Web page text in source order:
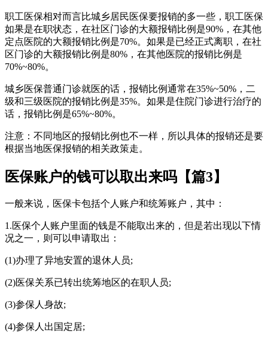
职工医保相对而言比城乡居民医保要报销的多一些，职工医保
如果是在职状态，在社区门诊的大额报销比例是90%，在其他
定点医院的大额报销比例是70%。如果是已经正式离职，在社
区门诊的大额报销比例是80%，在其他医院的报销比例是
70%~80%。
城乡医保普通门诊就医的话，报销比例通常在35%~50%，二
级和三级医院的报销比例是35%。如果是住院门诊进行治疗的
话，报销比例是65%~80%。
注意：不同地区的报销比例也不一样，所以具体的报销还是要
根据当地医保报销的相关政策走。
医保账户的钱可以取出来吗【篇3】
一般来说，医保卡包括个人账户和统筹账户，其中：
1.医保个人账户里面的钱是不能取出来的，但是若出现以下情
况之一，则可以申请取出：
(1)办理了异地安置的退休人员;
(2)医保关系已转出统筹地区的在职人员;
(3)参保人身故;
(4)参保人出国定居;